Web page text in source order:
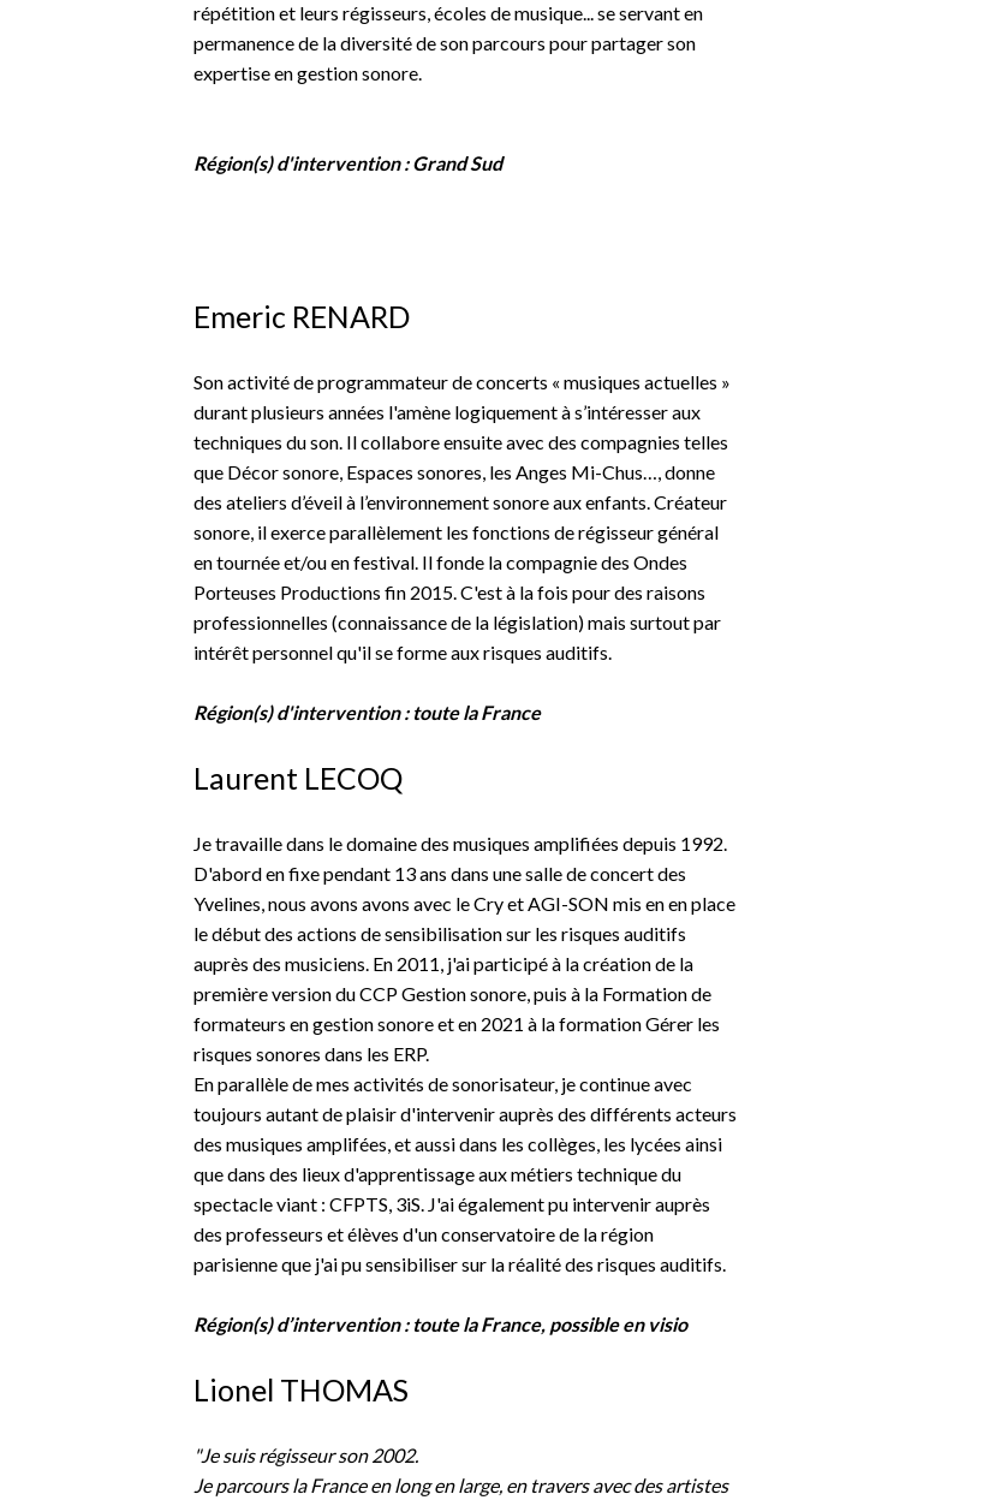
répétition et leurs régisseurs, écoles de musique... se servant en
permanence de la diversité de son parcours pour partager son
expertise en gestion sonore.
Région(s) d'intervention : Grand Sud
Emeric RENARD
Son activité de programmateur de concerts « musiques actuelles »
durant plusieurs années l'amène logiquement à s’intéresser aux
techniques du son. Il collabore ensuite avec des compagnies telles
que Décor sonore, Espaces sonores, les Anges Mi-Chus…, donne
des ateliers d’éveil à l’environnement sonore aux enfants. Créateur
sonore, il exerce parallèlement les fonctions de régisseur général
en tournée et/ou en festival. Il fonde la compagnie des Ondes
Porteuses Productions fin 2015. C'est à la fois pour des raisons
professionnelles (connaissance de la législation) mais surtout par
intérêt personnel qu'il se forme aux risques auditifs.
Région(s) d'intervention : toute la France
Laurent LECOQ
Je travaille dans le domaine des musiques amplifiées depuis 1992.
D'abord en fixe pendant 13 ans dans une salle de concert des
Yvelines, nous avons avons avec le Cry et AGI-SON mis en en place
le début des actions de sensibilisation sur les risques auditifs
auprès des musiciens. En 2011, j'ai participé à la création de la
première version du CCP Gestion sonore, puis à la Formation de
formateurs en gestion sonore et en 2021 à la formation Gérer les
risques sonores dans les ERP.
En parallèle de mes activités de sonorisateur, je continue avec
toujours autant de plaisir d'intervenir auprès des différents acteurs
des musiques amplifées, et aussi dans les collèges, les lycées ainsi
que dans des lieux d'apprentissage aux métiers technique du
spectacle viant : CFPTS, 3iS. J'ai également pu intervenir auprès
des professeurs et élèves d'un conservatoire de la région
parisienne que j'ai pu sensibiliser sur la réalité des risques auditifs.
Région(s) d’intervention : toute la France, possible en visio
Lionel THOMAS
"Je suis régisseur son 2002.
Je parcours la France en long en large, en travers avec des artistes